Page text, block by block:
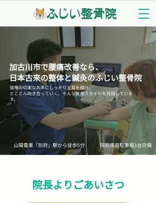
加古川市で腰痛改善なら、
日本古来の整体と鍼灸のふじい整骨院
皆様の切実なお声にしっかりと耳を傾け、
とことん向き合っていく、そんな医療スタイルを目指していま
す。
山陽電車「別府」駅から徒歩5分 院前専用駐車場3台完備
院長よりごあいさつ